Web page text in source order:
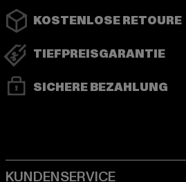
KOSTENLOSE RETOURE
TIEFPREISGARANTIE
SICHERE BEZAHLUNG